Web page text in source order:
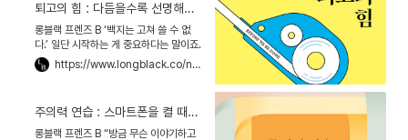
퇴고의 힘 : 다듬을수록 선명해지는 건 이야기만이 아니다
롱블랙 프렌즈 B ‘백지는 고쳐 쓸 수 없
다.’ 일단 시작하는 게 중요하다는 말이죠.
이번 주 베르나르 베르베르 인터뷰 노트
에서, 베르베르가 한 이 말을 가슴에 품고
https://www.longblack.co/note/751
주의력 연습 : 스마트폰을 켤 때마다 뭘 할지 잊어버렸던 당신에게
롱블랙 프렌즈 B “방금 무슨 이야기하고